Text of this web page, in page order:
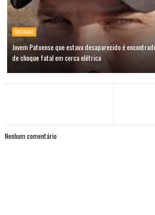
DESTAQUE
Jovem Patoense que estava desaparecido é
de choque fatal em cerca elétrica
Nenhum comentário